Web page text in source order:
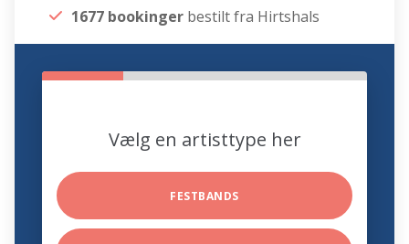
1677 bookinger bestilt fra Hirtshals
Vælg en artisttype her
FESTBANDS